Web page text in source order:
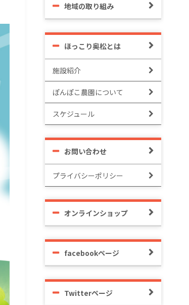
地域の取り組み
ほっこり奥松とは
施設紹介
ぽんぽこ農園について
スケジュール
お問い合わせ
プライバシーポリシー
オンラインショップ
facebookページ
Twitterページ